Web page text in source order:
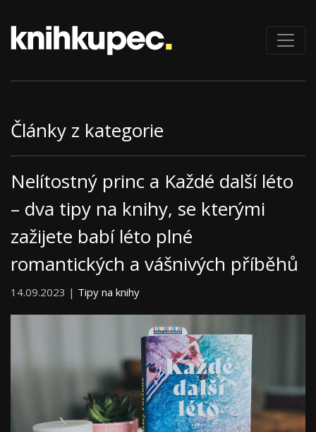
Články z kategorie
Nelítostný princ a Každé další léto
– dva tipy na knihy, se kterými
zažijete babí léto plné
romantických a vášnivých příběhů
14.09.2023 | Tipy na knihy